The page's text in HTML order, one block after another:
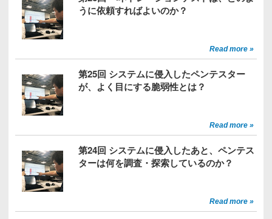
うに依頼すればよいのか？
Read more »
第25回 システムに侵入したペンテスター
が、よく目にする脆弱性とは？
Read more »
第24回 システムに侵入したあと、ペンテス
ターは何を調査・探索しているのか？
Read more »